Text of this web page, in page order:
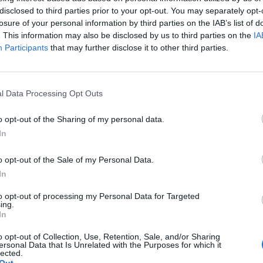
to third parties prior to your opt-out. You may separately
of your personal information by third parties on the IAB’s list of
This information may also be disclosed by us to third parties on the
Participants that may further disclose it to other third parties.
Data Processing Opt Outs
opt-out of the Sharing of my personal data.
opt-out of the Sale of my Personal Data.
opt-out of processing my Personal Data for Targeted
opt-out of Collection, Use, Retention, Sale, and/or Sharing
Data that Is Unrelated with the Purposes for which it
cuatro paquetes correspondientes a la Ligue-1 y
, ninguno de los últimos socios
y beIN Sports, se ha presentado al concurso. La
pero pidió a la LVP que sacara a concurso
euros en concepto de indemnización
para
-de hasta el 80%- de los derechos.
por encontrar un nuevo socio
la LFP, Vincent Labrune, cogió un avión en las
a Qatar y tratar de atraer a beIN Sports a la
de que el PSG es propiedad de la familia real
resultado mejor
para poder hacer “sostenible” la competición y
acuerdo, y “estamos inquietos”, ha asegurado